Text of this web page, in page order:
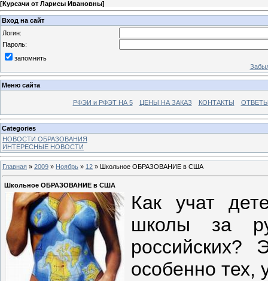
[Курсачи от Ларисы Ивановны]
Вход на сайт
Логин:
Пароль:
запомнить
Меню сайта
РФЭИ и РФЭТ НА 5 ЦЕНЫ НА ЗАКАЗ КОНТАКТЫ
Categories
НОВОСТИ ОБРАЗОВАНИЯ
ИНТЕРЕСНЫЕ НОВОСТИ
Главная » 2009 » Ноябрь » 12 » Школьное ОБРАЗОВАНИЕ в США
Школьное ОБРАЗОВАНИЕ в США
Как учат
школы за
российских?
особенно тех,